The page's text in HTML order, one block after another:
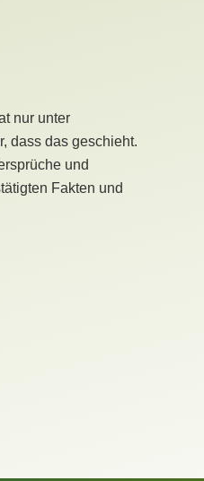
nur unter
dass das geschieht.
und
Fakten und